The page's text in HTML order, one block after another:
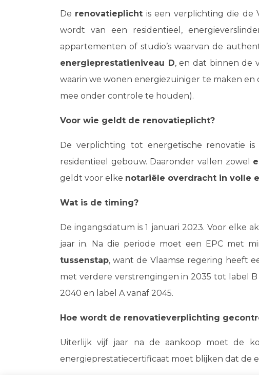
De renovatieplicht is een verplichting die de
wordt van een residentieel,
appartementen of studio’s waarvan de
energieprestatieniveau D, en dat binnen de
waarin we wonen energiezuiniger te maken
mee onder controle te houden).
Voor wie geldt de renovatieplicht?
De verplichting tot energetische renovatie
residentieel gebouw. Daaronder vallen zowel
geldt voor elke notariële overdracht in volle
Wat is de timing?
De ingangsdatum is 1 januari 2023. Voor
jaar in. Na die periode moet een EPC met
tussenstap, want de Vlaamse regering heeft
met verdere verstrengingen in 2035 tot label
2040 en label A vanaf 2045.
Hoe wordt de renovatieverplichting
Uiterlijk vijf jaar na de aankoop moet de
energieprestatiecertificaat moet blijken dat de